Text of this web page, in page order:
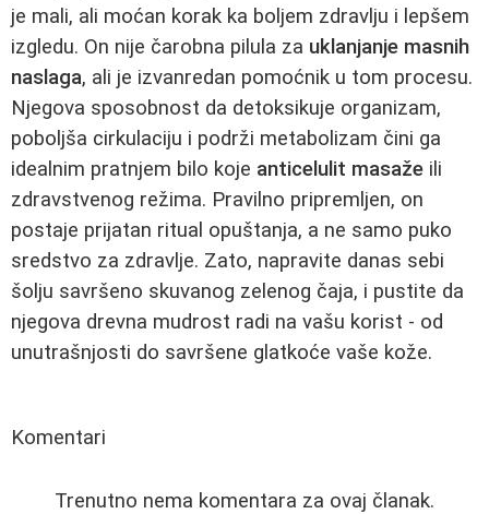
je mali, ali moćan korak ka boljem zdravlju i lepšem
izgledu. On nije čarobna pilula za uklanjanje masnih
naslaga, ali je izvanredan pomoćnik u tom procesu.
Njegova sposobnost da detoksikuje organizam,
poboljša cirkulaciju i podrži metabolizam čini ga
idealnim pratnjem bilo koje anticelulit masaže ili
zdravstvenog režima. Pravilno pripremljen, on
postaje prijatan ritual opuštanja, a ne samo puko
sredstvo za zdravlje. Zato, napravite danas sebi
šolju savršeno skuvanog zelenog čaja, i pustite da
njegova drevna mudrost radi na vašu korist - od
unutrašnjosti do savršene glatkoće vaše kože.
Komentari
Trenutno nema komentara za ovaj članak.